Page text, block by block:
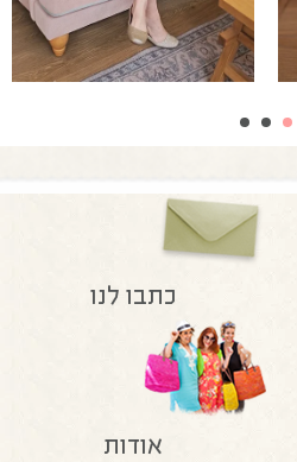
כתבו לנו
אודות